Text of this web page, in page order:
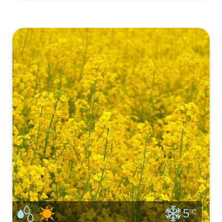
iets lastiger. Je kunt dus zelf pa
5°C